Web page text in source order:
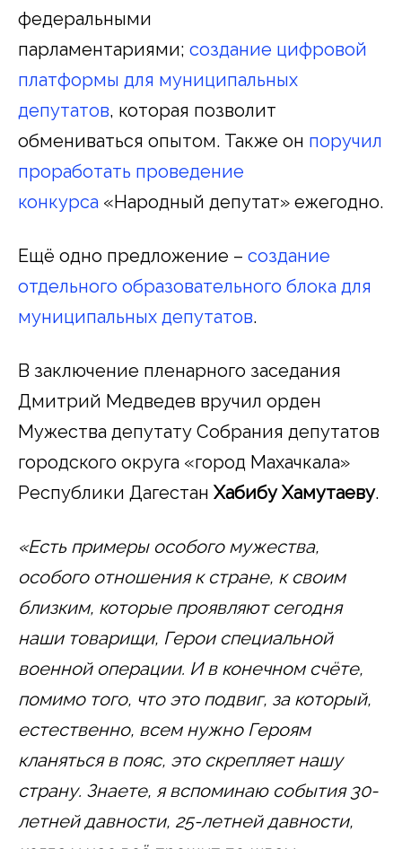
федеральными
парламентариями; создание цифровой
платформы для муниципальных
депутатов, которая позволит
обмениваться опытом. Также он поручил
проработать проведение
конкурса «Народный депутат» ежегодно.
Ещё одно предложение – создание
отдельного образовательного блока для
муниципальных депутатов.
В заключение пленарного заседания
Дмитрий Медведев вручил орден
Мужества депутату Собрания депутатов
городского округа «город Махачкала»
Республики Дагестан Хабибу Хамутаеву.
«Есть примеры особого мужества,
особого отношения к стране, к своим
близким, которые проявляют сегодня
наши товарищи, Герои специальной
военной операции. И в конечном счёте,
помимо того, что это подвиг, за который,
естественно, всем нужно Героям
кланяться в пояс, это скрепляет нашу
страну. Знаете, я вспоминаю события 30-
летней давности, 25-летней давности,